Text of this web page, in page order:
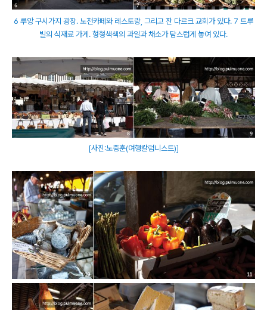
6 루앙 구시가지 광장. 노천카페와 레스토랑, 그리고 잔 다르크 교회가 있다. 7 트루
빌의 식재료 가게. 형형색색의 과일과 채소가 탐스럽게 놓여 있다.
[사진:노중훈(여행칼럼니스트)]